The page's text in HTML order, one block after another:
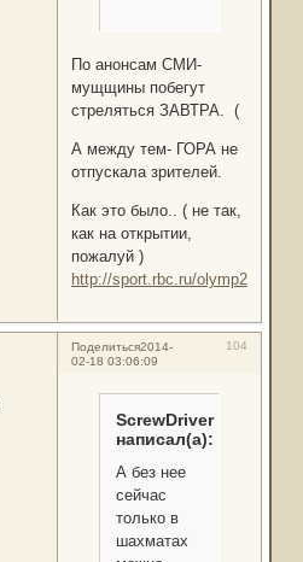
По анонсам СМИ-
мущщины побегут
стреляться ЗАВТРА. (
А между тем- ГОРА не
отпускала зрителей.
Как это было.. ( не так,
как на открытии,
пожалуй )
http://sport.rbc.ru/olymp2014/
Поделиться 104
2014-
02-18 03:06:09
ScrewDriver
написал(а):
А без нее
сейчас
только в
шахматах